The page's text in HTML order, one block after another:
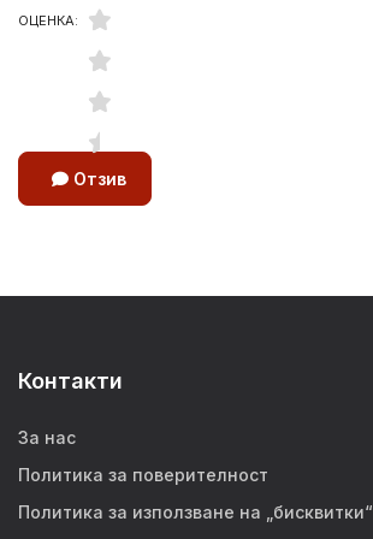
ОЦЕНКА:
Отзив
Контакти
За нас
Политика за поверителност
Политика за използване на „бисквитки“